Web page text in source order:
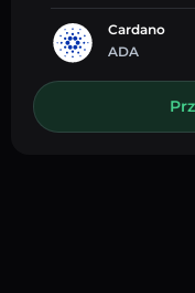
Cardano
ADA